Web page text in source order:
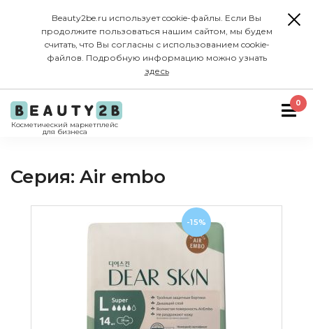
Beauty2be.ru использует cookie-файлы. Если Вы
продолжите пользоваться нашим сайтом, мы будем
считать, что Вы согласны с использованием cookie-
файлов. Подробную информацию можно узнать
здесь
Косметический маркетплейс
для бизнеса
0
Серия: Air embo
-15%